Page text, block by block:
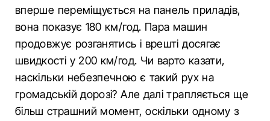
вперше переміщується на панель приладів,
вона показує 180 км/год. Пара машин
продовжує розганятись і врешті досягає
швидкості у 200 км/год. Чи варто казати,
наскільки небезпечною є такий рух на
громадській дорозі? Але далі трапляється ще
більш страшний момент, оскільки одному з